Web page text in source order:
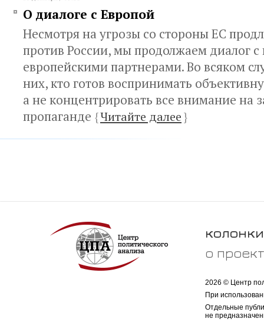
О диалоге с Европой
Несмотря на угрозы со стороны ЕС
против России, мы продолжаем диалог
европейскими партнерами. Во всяком
них, кто готов воспринимать
а не концентрировать все внимание на
пропаганде {Читайте далее}
колонки
о
2026 © Центр
При
Отдельные
не